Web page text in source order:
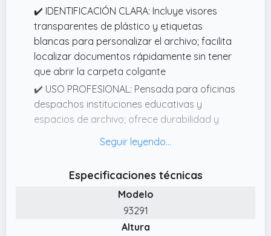
✔️ IDENTIFICACIÓN CLARA: Incluye visores
transparentes de plástico y etiquetas
blancas para personalizar el archivo; facilita
localizar documentos rápidamente sin tener
que abrir la carpeta colgante
✔️ USO PROFESIONAL: Pensada para oficinas
despachos instituciones educativas y
espacios de archivo; ofrece durabilidad y
manipulación continuada
cartón kraft 100% reciclado de 230 g que
favorece una gestión responsable de
recursos; estructura rígida y estable para
mantener documentos folio alineados y
Especificaciones técnicas
Modelo
93291
Altura